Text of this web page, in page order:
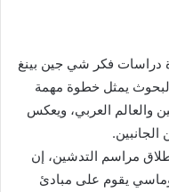
دراسات فكر شي جين بينغ
يمثل خطوة مهمة
والعالم العربي، ويعكس
الجانبين.
مراسم التدشين، إن
يقوم على مبادئ